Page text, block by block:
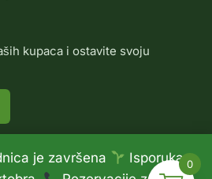
je završena
Isporuka
kupaca i ostavite svoju
0